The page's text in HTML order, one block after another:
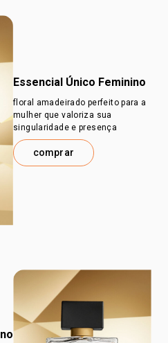
Essencial Único Feminino
floral amadeirado perfeito para a
mulher que valoriza sua
singularidade e presença
comprar